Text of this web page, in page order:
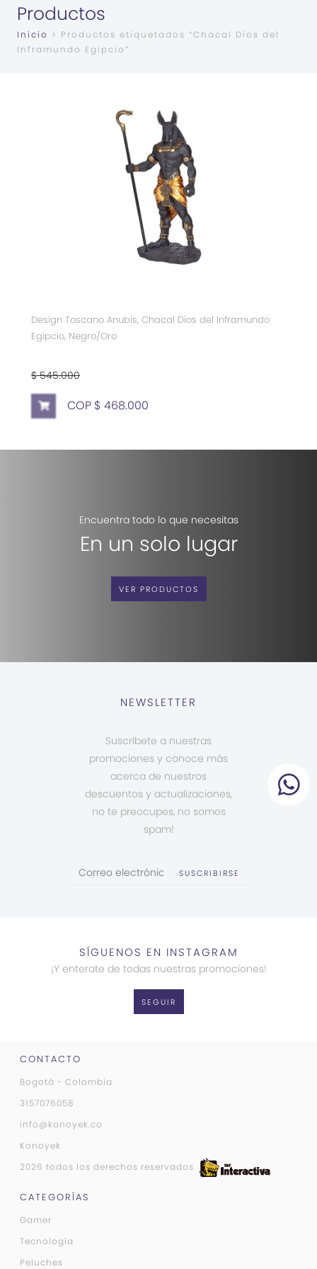
Productos
Inicio > Productos etiquetados “Chacal Dios del
Inframundo Egipcio”
Design Toscano Anubis, Chacal Dios del Inframundo
Egipcio, Negro/Oro
$ 545.000
COP $ 468.000
Encuentra todo lo que necesitas
En un solo lugar
VER PRODUCTOS
NEWSLETTER
Suscríbete a nuestras
promociones y conoce más
acerca de nuestros
descuentos y actualizaciones,
no te preocupes, no somos
spam!
SUSCRIBIRSE
SÍGUENOS EN INSTAGRAM
¡Y enterate de todas nuestras promociones!
SEGUIR
CONTACTO
Bogotá - Colombia
3157076058
info@konoyek.co
Konoyek
2026 todos los derechos reservados
CATEGORÍAS
Gamer
Tecnología
Peluches